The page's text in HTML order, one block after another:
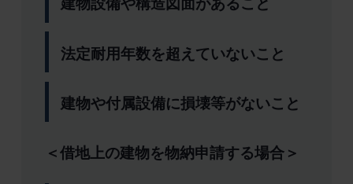
建物設備や構造図面があること
法定耐用年数を超えていないこと
建物や付属設備に損壊等がないこと
＜借地上の建物を物納申請する場合＞